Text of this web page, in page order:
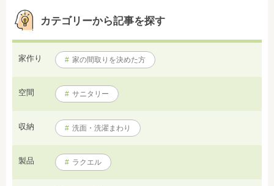
カテゴリーから記事を探す
家作り # 家の間取りを決めた方
空間 # サニタリー
収納 # 洗面・洗濯まわり
製品 # ラクエル